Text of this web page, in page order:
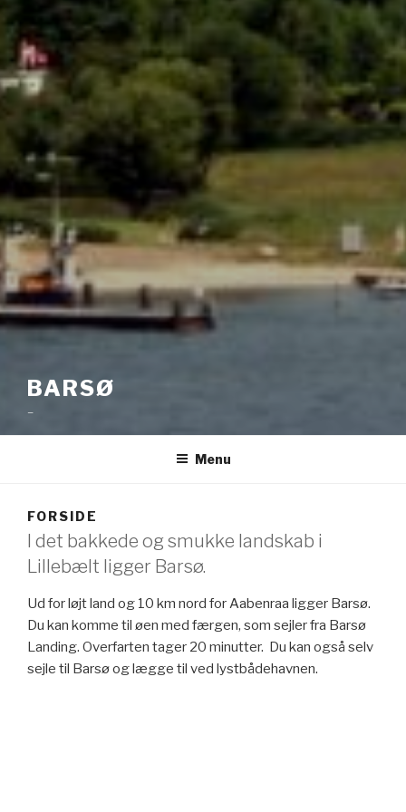
BARSØ
–
Menu
FORSIDE
I det bakkede og smukke landskab i
Lillebælt ligger Barsø.
Ud for løjt land og 10 km nord for Aabenraa ligger Barsø.
Du kan komme til øen med færgen, som sejler fra Barsø
Landing. Overfarten tager 20 minutter. Du kan også selv
sejle til Barsø og lægge til ved lystbådehavnen.